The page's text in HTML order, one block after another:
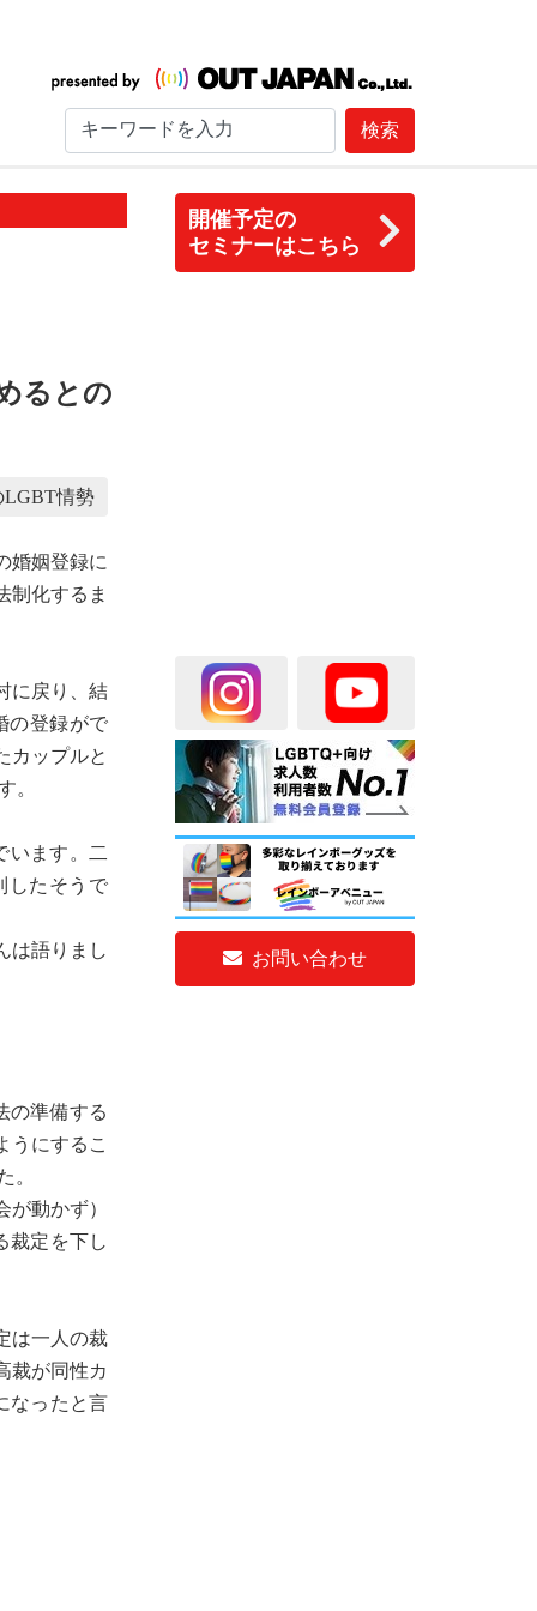
検索
開催予定の
セミナーはこちら
お問い合わせ
るとの
LGBT情勢
婚姻登録に
制化するま
に戻り、結
の登録がで
カップルと
。
います。二
したそうで
は語りまし
の準備する
うにするこ
。
動かず）
裁定を下し
は一人の裁
裁が同性カ
なったと言